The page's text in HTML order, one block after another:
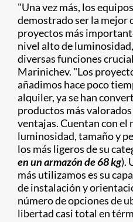
"Una vez más, los
demostrado ser la mejor
proyectos más
nivel alto de
diversas funciones
Marinichev. "Los
añadimos hace poco
alquiler, ya se han
productos más
ventajas. Cuentan con el
luminosidad, tamaño y
los más ligeros de su
en un armazón de 68 kg).
más utilizamos es su
de instalación y
número de opciones de
libertad casi total en